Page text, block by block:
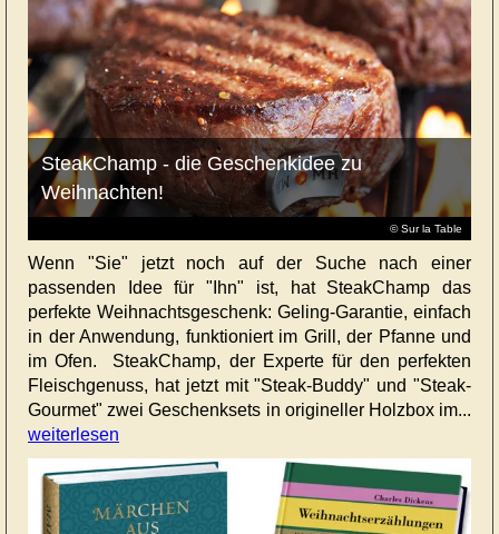
© Sur la Table
SteakChamp - die Geschenkidee zu
Weihnachten!
Wenn "Sie" jetzt noch auf der Suche nach einer
passenden Idee für "Ihn" ist, hat SteakChamp das
perfekte Weihnachtsgeschenk: Geling-Garantie, einfach
in der Anwendung, funktioniert im Grill, der Pfanne und
im Ofen. SteakChamp, der Experte für den perfekten
Fleischgenuss, hat jetzt mit "Steak-Buddy" und "Steak-
Gourmet" zwei Geschenksets in origineller Holzbox im...
weiterlesen